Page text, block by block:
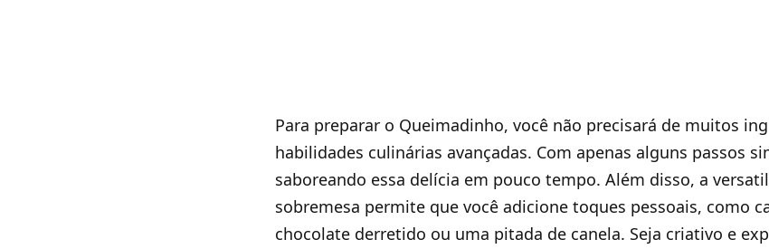
Para preparar o Queimadinho, você não precisará de muitos
habilidades culinárias avançadas. Com apenas alguns passos
saboreando essa delícia em pouco tempo. Além disso, a
sobremesa permite que você adicione toques pessoais, como
chocolate derretido ou uma pitada de canela. Seja criativo e